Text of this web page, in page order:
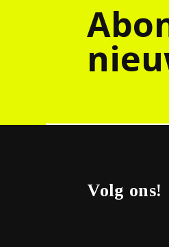
Volg ons!